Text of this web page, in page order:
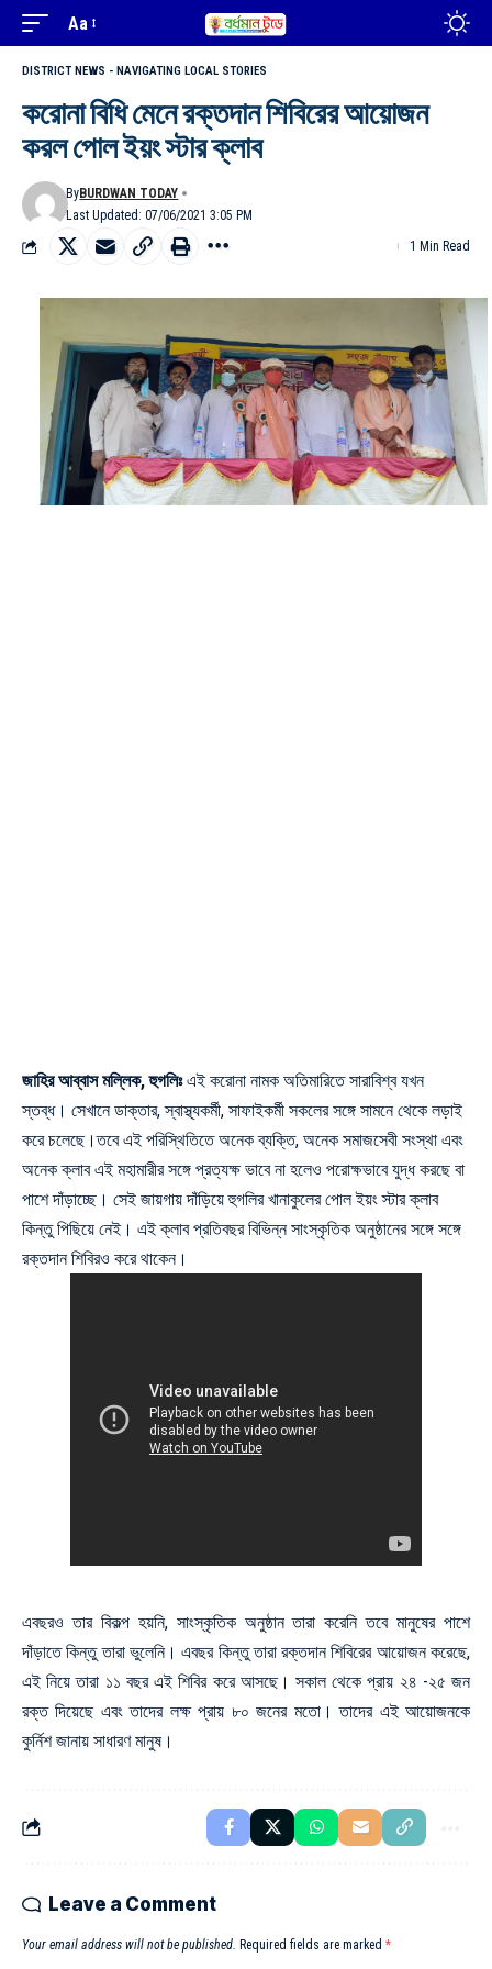
Aa
DISTRICT NEWS - NAVIGATING LOCAL STORIES
করোনা বিধি মেনে রক্তদান শিবিরের আয়োজন
করল পোল ইয়ং স্টার ক্লাব
Last Updated: 07/06/2021 3:05 PM
ByBURDWAN TODAY
1 Min Read
জাহির আব্বাস মল্লিক, হুগলিঃএই করোনা নামক অতিমারিতে সারাবিশ্ব যখন
স্তব্ধ। সেখানেডাক্তার, স্বাস্থ্যকর্মী, সাফাইকর্মী সকলের সঙ্গে সামনে থেকে লড়াই
করে চলেছে।তবে এই পরিস্থিতিতে অনেকব্যক্তি, অনেক সমাজসেবী সংস্থা এবং
অনেক ক্লাব এই মহামারীর সঙ্গে প্রত্যক্ষ ভাবে না হলেও পরোক্ষভাবে যুদ্ধ করছে বা
পাশে দাঁড়াচ্ছে। সেই জায়গায় দাঁড়িয়ে হুগলিরখানাকুলেরপোল ইয়ং স্টার ক্লাব
কিন্তু পিছিয়ে নেই। এই ক্লাব প্রতিবছর বিভিন্ন সাংস্কৃতিক অনুষ্ঠানের সঙ্গে সঙ্গে
রক্তদান শিবিরও করে থাকেন।
এবছরও তার বিকল্প হয়নি, সাংস্কৃতিক অনুষ্ঠান তারা করেনি তবে মানুষের পাশে
দাঁড়াতে কিন্তু তারা ভুলেনি। এবছর কিন্তু তারা রক্তদান শিবিরের আয়োজন করেছে,
এই নিয়ে তারা ১১ বছর এই শিবির করে আসছে। সকাল থেকে প্রায় ২৪ -২৫ জন
রক্ত দিয়েছে এবং তাদের লক্ষ প্রায় ৮০ জনেরমতো। তাদের এই আয়োজনকে
কুর্নিশ জানায় সাধারণ মানুষ।
Leave a Comment
Your email address will not be published. Required fields are marked *